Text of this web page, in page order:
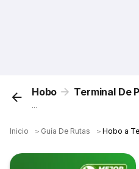
Hobo Terminal De
...
Inicio ＞ Guía De Rutas ＞Hobo a